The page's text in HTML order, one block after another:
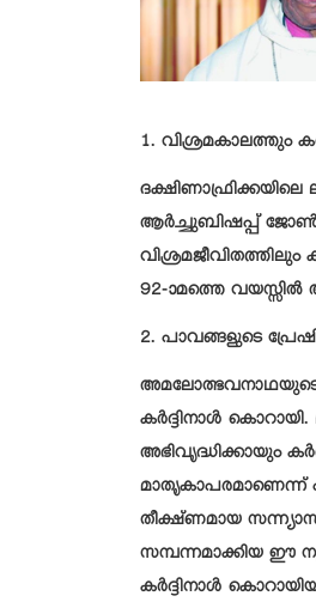
1. വിശ്രമകാലത്തും
ആർച്ചുബിഷപ്പ് ജോൺ
92-ാമത്തെ വയസ്സിൽ
2. പാവങ്ങളുടെ
അമലോത്ഭവനാഥയുടെ
കർദ്ദിനാൾ
അഭിവൃദ്ധിക്കായും
മാതൃകാപരമാണെന്ന്
തീക്ഷ്ണമായ
സമ്പന്നമാക്കിയ ഈ
കർദ്ദിനാൾ